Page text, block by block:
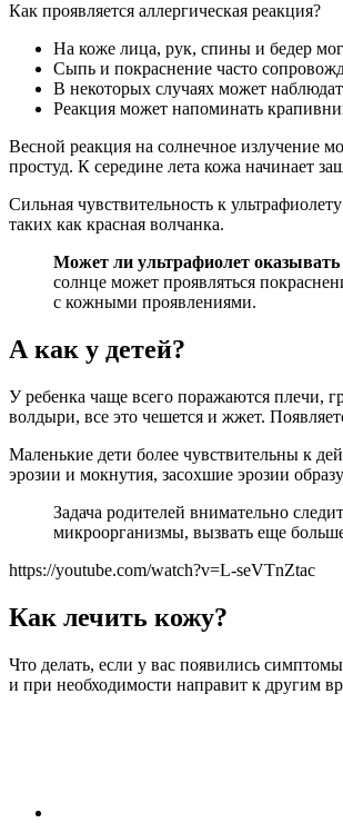
Как проявляется аллергическая реакция?
На коже лица, рук, спины и бедер
Сыпь и покраснение часто
В некоторых случаях может
Реакция может напоминать
Весной реакция на солнечное излучение
простуд. К середине лета кожа начинает
Сильная чувствительность к
таких как красная волчанка.
Может ли ультрафиолет оказывать
солнце может проявляться
с кожными проявлениями.
А как у детей?
У ребенка чаще всего поражаются плечи,
волдыри, все это чешется и жжет.
Маленькие дети более чувствительны к
эрозии и мокнутия, засохшие эрозии
Задача родителей внимательно
микроорганизмы, вызвать еще
https://youtube.com/watch?v=L-seVTnZtac
Как лечить кожу?
Что делать, если у вас появились
и при необходимости направит к другим